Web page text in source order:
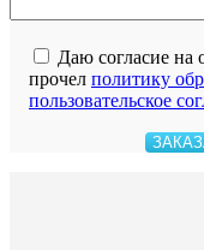
Даю согласие на
прочел политику
пользовательское